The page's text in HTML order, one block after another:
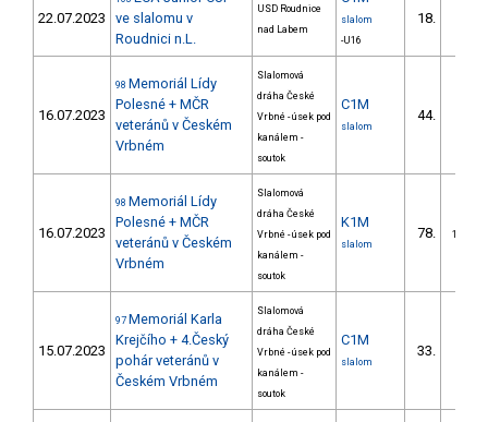
22.07.2023
ve slalomu v
Roudnici n.L.
USD Roudnice
nad Labem
slalom
-U16
18.
16.07.2023
98 Memoriál Lídy
Polesné + MČR
veteránů v Českém
Vrbném
Slalomová
dráha České
Vrbné - úsek pod
kanálem -
soutok
C1M
slalom
44.
16.07.2023
98 Memoriál Lídy
Polesné + MČR
veteránů v Českém
Vrbném
Slalomová
dráha České
Vrbné - úsek pod
kanálem -
soutok
K1M
slalom
78. 18/DM
15.07.2023
97 Memoriál Karla
Krejčího + 4.Český
pohár veteránů v
Českém Vrbném
Slalomová
dráha České
Vrbné - úsek pod
kanálem -
soutok
C1M
slalom
33.